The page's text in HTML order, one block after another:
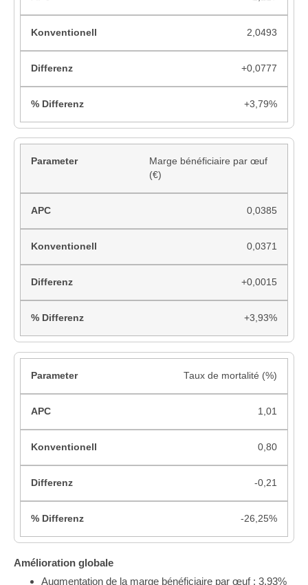
2,0493
+0,0777
+3,79%
Marge bénéficiaire par œuf
(€)
0,0385
0,0371
+0,0015
+3,93%
Taux de mortalité (%)
1,01
0,80
-0,21
-26,25%
Amélioration globale
Augmentation de la marge bénéficiaire par œuf : 3,93%